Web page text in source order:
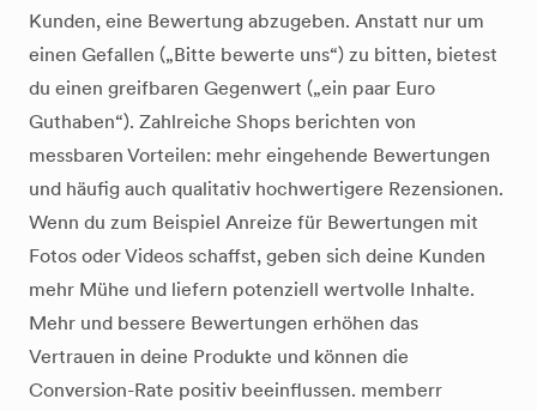
Kunden, eine Bewertung abzugeben. Anstatt nur um
einen Gefallen („Bitte bewerte uns“) zu bitten, bietest
du einen greifbaren Gegenwert („ein paar Euro
Guthaben“). Zahlreiche Shops berichten von
messbaren Vorteilen: mehr eingehende Bewertungen
und häufig auch qualitativ hochwertigere Rezensionen.
Wenn du zum Beispiel Anreize für Bewertungen mit
Fotos oder Videos schaffst, geben sich deine Kunden
mehr Mühe und liefern potenziell wertvolle Inhalte.
Mehr und bessere Bewertungen erhöhen das
Vertrauen in deine Produkte und können die
Conversion-Rate positiv beeinflussen. memberr